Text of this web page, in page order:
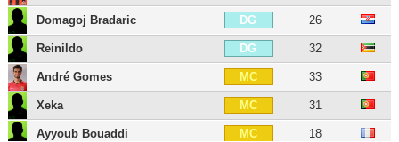
Domagoj Bradaric DG 26
Reinildo DG 32
André Gomes MC 33
Xeka MC 31
Ayyoub Bouaddi MC 18